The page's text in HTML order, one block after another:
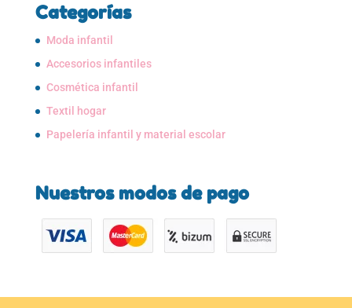
Categorías
Moda infantil
Accesorios infantiles
Cosmética infantil
Textil hogar
Papelería infantil y material escolar
Nuestros modos de pago